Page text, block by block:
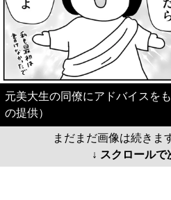
元美大生の同僚にアドバイスを
の提供）
まだまだ画像は続きま
↓ スクロールで